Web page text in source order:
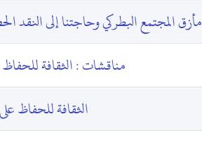
مأزق المجتمع البطركي وحاجتنا إلى النقد
مناقشات : الثقافة للحفاظ
الثقافة للحفاظ